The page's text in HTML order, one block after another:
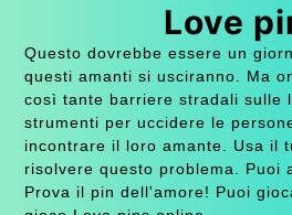
Love
Questo dovrebbe essere un
questi amanti si usciranno. Ma
così tante barriere stradali sulle
strumenti per uccidere le
incontrare il loro amante. Usa il
risolvere questo problema. Puoi
Prova il pin dell'amore! Puoi